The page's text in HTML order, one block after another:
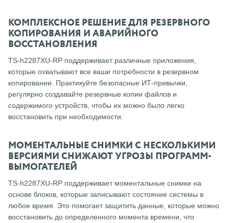
КОМПЛЕКСНОЕ РЕШЕНИЕ ДЛЯ РЕЗЕРВНОГО
КОПИРОВАНИЯ И АВАРИЙНОГО
ВОССТАНОВЛЕНИЯ
TS-h2287XU-RP поддерживает различные приложения,
которые охватывают все ваши потребности в резервном
копировании. Практикуйте безопасные ИТ-привычки,
регулярно создавайте резервные копии файлов и
содержимого устройств, чтобы их можно было легко
восстановить при необходимости.
МОМЕНТАЛЬНЫЕ СНИМКИ С НЕСКОЛЬКИМИ
ВЕРСИЯМИ СНИЖАЮТ УГРОЗЫ ПРОГРАММ-
ВЫМОГАТЕЛЕЙ
TS-h2287XU-RP поддерживает моментальные снимки на
основе блоков, которые записывают состояние системы в
любое время. Это помогает защитить данные, которые можно
восстановить до определенного момента времени, что